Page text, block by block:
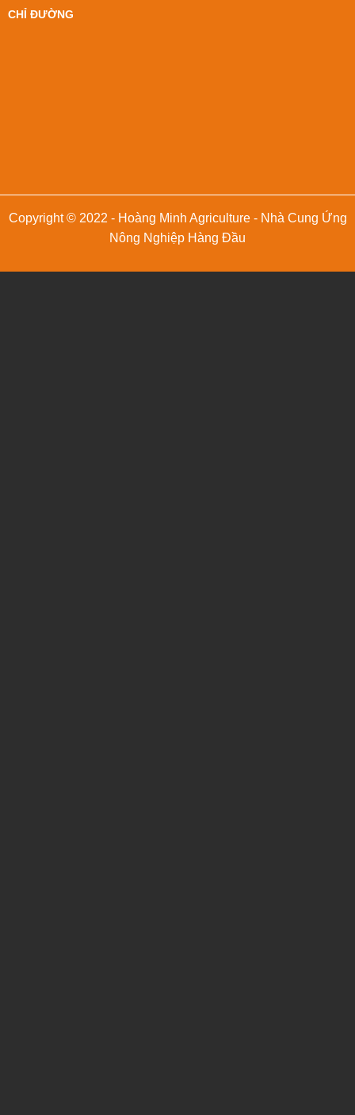
CHỈ ĐƯỜNG
Copyright © 2022 - Hoàng Minh Agriculture - Nhà Cung Ứng
Nông Nghiệp Hàng Đầu